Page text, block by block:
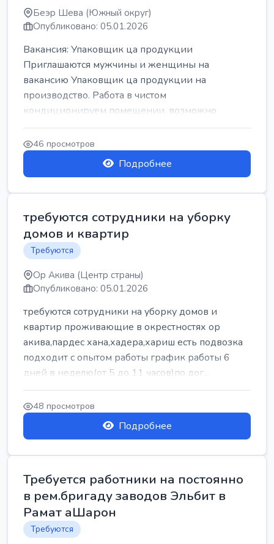
Беэр Шева (Южный округ)
Опубликовано: 05.01.2026
Вакансия: Упаковщик ца продукции
Приглашаются мужчины и женщины на
вакансию Упаковщик ца продукции на
производство. Работа в чистом
кондиционируем помещении, возможно
работать сидя. Работа с воскресен...
46 просмотров
Подробнее
требуются сотрудники на уборку
домов и квартир
Требуются
Ор Акива (Центр страны)
Опубликовано: 05.01.2026
требуются сотрудники на уборку домов и
квартир проживающие в окрестностях ор
акива,пардес хана,хадера,хариш есть подвозка
подходит с опытом работы график работы 6
дней в неделю(от 5 до 11 часов)по дог...
48 просмотров
Подробнее
Требуется работники на постоянно
в рем.бригаду заводов Эльбит в
Рамат аШарон
Требуются